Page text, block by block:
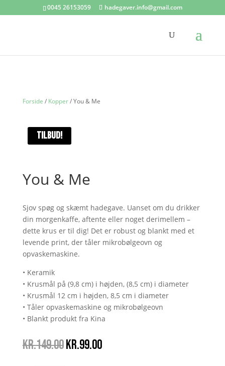
0045 26153059 hadegaver.info@gmail.com
Forside / Kopper/ You & Me
TILBUD!
You & Me
Sjov spøg og skæmt hadegave. Uanset om du drikker
din morgenkaffe, aftente eller noget derimellem –
dette krus er til dig! Det er robust og blankt med et
levende print, der tåler mikrobølgeovn og
opvaskemaskine.
• Keramik
• Krusmål på (9,8 cm) i højden, (8,5 cm) i diameter
• Krusmål 12 cm i højden, 8,5 cm i diameter
• Tåler opvaskemaskine og mikrobølgeovn
• Blankt produkt fra Kina
kr.149.00Den
kr.99.00Den